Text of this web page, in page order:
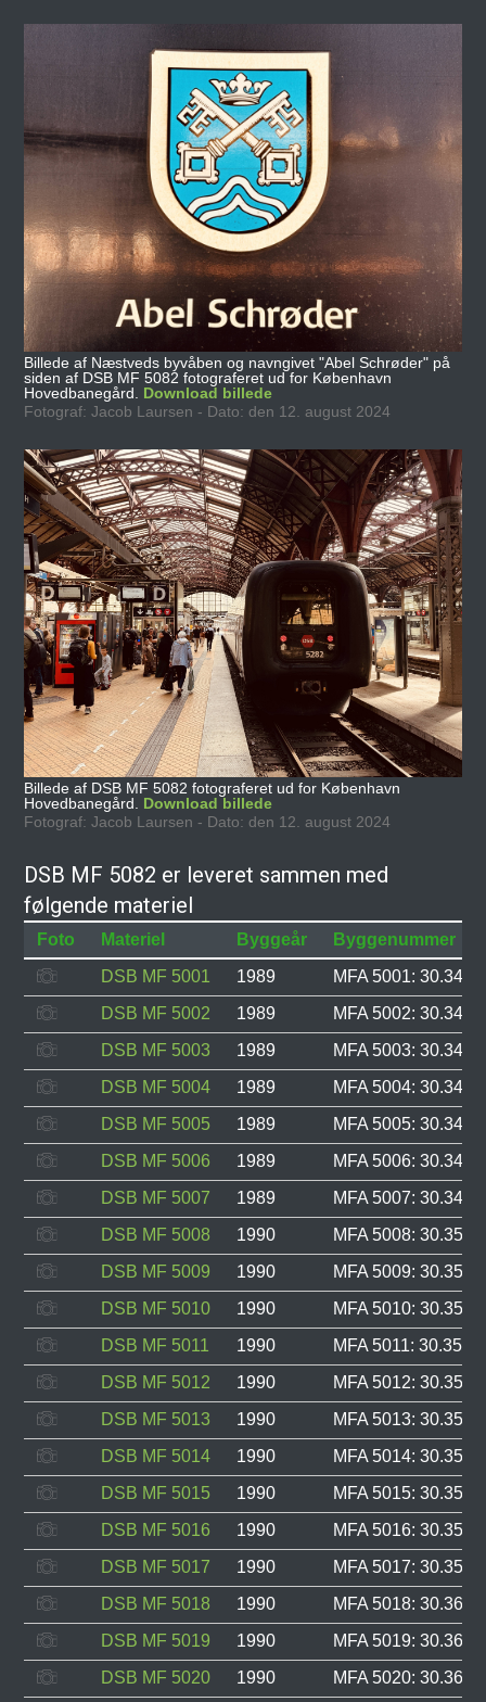
Billede af Næstveds byvåben og navngivet "Abel Schrøder" på
siden af DSB MF 5082 fotograferet ud for København
Hovedbanegård. Download billede
Fotograf: Jacob Laursen - Dato: den 12. august 2024
Billede af DSB MF 5082 fotograferet ud for København
Hovedbanegård. Download billede
Fotograf: Jacob Laursen - Dato: den 12. august 2024
DSB MF 5082 er leveret sammen med
følgende materiel
Foto Materiel Byggeår
Byggenummer
DSB MF 5001
1989
MFA 5001:
DSB MF 5002
1989
MFA 5002:
DSB MF 5003
1989
MFA 5003:
DSB MF 5004
1989
MFA 5004:
DSB MF 5005
1989
MFA 5005:
DSB MF 5006
1989
MFA 5006:
DSB MF 5007
1989
MFA 5007:
DSB MF 5008
1990
MFA 5008:
DSB MF 5009
1990
MFA 5009:
DSB MF 5010
1990
MFA 5010:
DSB MF 5011
1990
MFA 5011: 30.353,
DSB MF 5012
1990
MFA 5012:
DSB MF 5013
1990
MFA 5013:
DSB MF 5014
1990
MFA 5014:
DSB MF 5015
1990
MFA 5015:
DSB MF 5016
1990
MFA 5016:
DSB MF 5017
1990
MFA 5017:
DSB MF 5018
1990
MFA 5018:
DSB MF 5019
1990
MFA 5019:
DSB MF 5020
1990
MFA 5020: